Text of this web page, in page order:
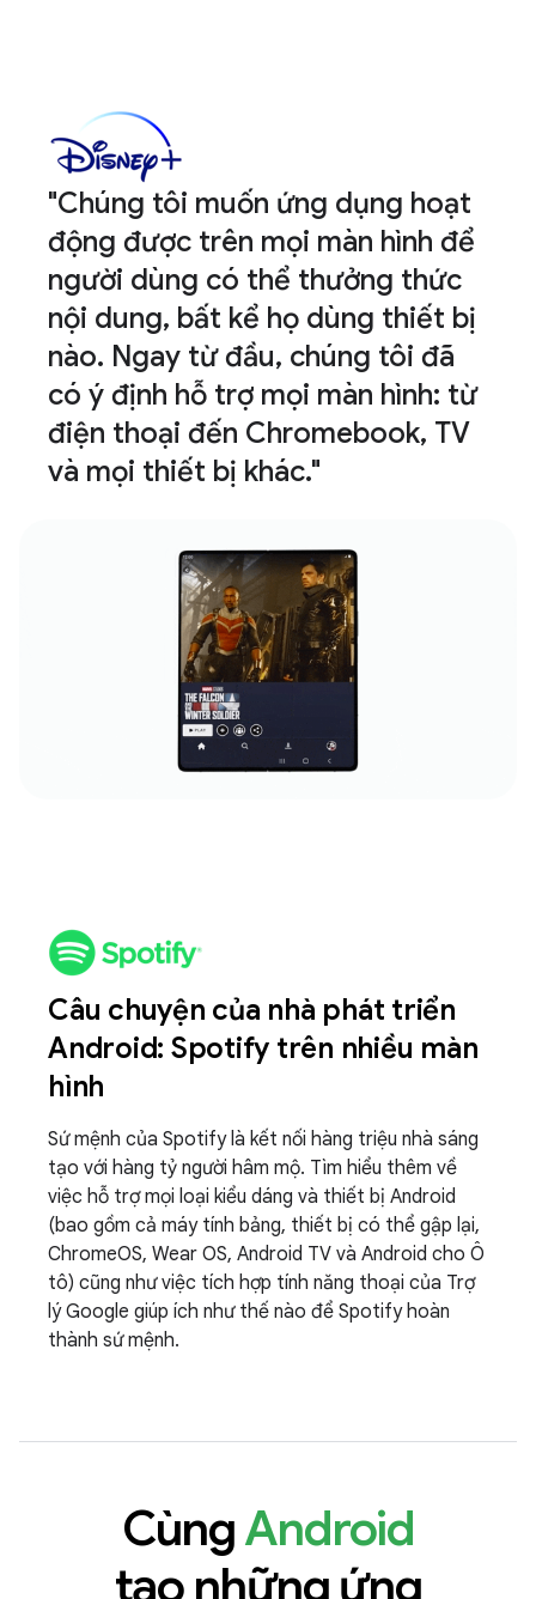
"Chúng tôi muốn ứng dụng hoạt
động được trên mọi màn hình để
người dùng có thể thưởng thức
nội dung, bất kể họ dùng thiết bị
nào. Ngay từ đầu, chúng tôi đã
có ý định hỗ trợ mọi màn hình: từ
điện thoại đến Chromebook, TV
và mọi thiết bị khác."
Câu chuyện của nhà phát triển
Android: Spotify trên nhiều màn
hình
Sứ mệnh của Spotify là kết nối hàng triệu nhà sáng
tạo với hàng tỷ người hâm mộ. Tìm hiểu thêm về
việc hỗ trợ mọi loại kiểu dáng và thiết bị Android
(bao gồm cả máy tính bảng, thiết bị có thể gập lại,
ChromeOS, Wear OS, Android TV và Android cho Ô
tô) cũng như việc tích hợp tính năng thoại của Trợ
lý Google giúp ích như thế nào để Spotify hoàn
thành sứ mệnh.
CùngAndroid
tạo những ứng